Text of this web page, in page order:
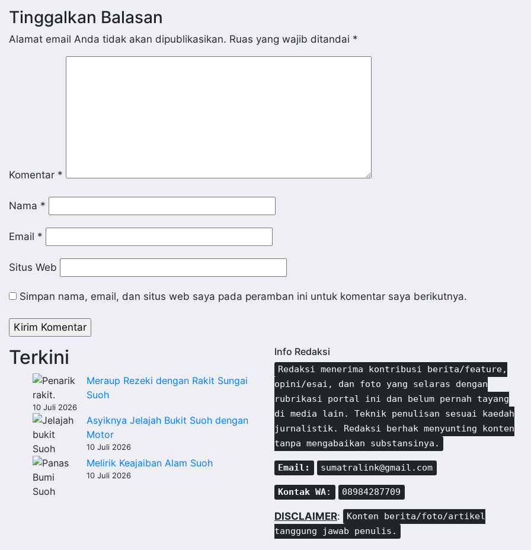
Tinggalkan Balasan
Alamat email Anda tidak akan dipublikasikan. Ruas yang wajib ditandai *
Komentar *
Nama *
Email *
Situs Web
Simpan nama, email, dan situs web saya pada peramban ini untuk komentar saya berikutnya.
Terkini
Meraup Rezeki dengan Rakit Sungai
Suoh
10 Juli 2026
Asyiknya Jelajah Bukit Suoh dengan
Motor
10 Juli 2026
Melirik Keajaiban Alam Suoh
10 Juli 2026
Info Redaksi
Redaksi menerima kontribusi berita/feature,
opini/esai, dan foto yang selaras dengan
rubrikasi portal ini dan belum pernah tayang
di media lain. Teknik penulisan sesuai kaedah
jurnalistik. Redaksi berhak menyunting konten
tanpa mengabaikan substansinya.
Email: sumatralink@gmail.com
Kontak WA: 08984287709
DISCLAIMER:
Konten berita/foto/artikel
tanggung jawab penulis.